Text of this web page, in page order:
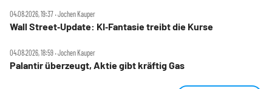
04.08.2026, 19:37 ‧ Jochen Kauper
Wall Street‑Update: KI‑Fantasie treibt die Kurse
04.08.2026, 18:59 ‧ Jochen Kauper
Palantir überzeugt, Aktie gibt kräftig Gas